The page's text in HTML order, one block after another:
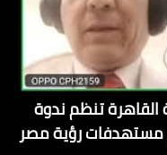
تنظم ندوة
مستهدفات رؤية مصر